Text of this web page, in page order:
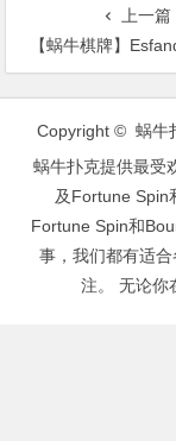
上一篇
【蜗牛棋牌】Esfandiari赢高赔率拳击对赌，Hart
文
Copyright © 蜗牛
蜗牛扑克提供最受
及Fortune Spin
Fortune Spin和
事，我们都有适
注。 无论你